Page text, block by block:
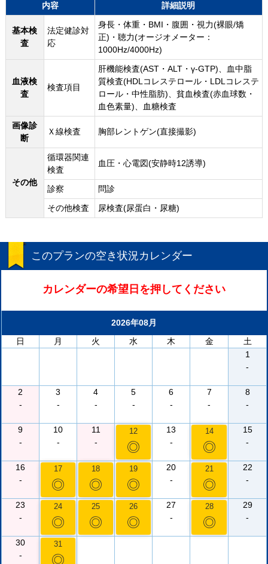
内容 詳細説明
基本検
査
法定健診対
応
身長・体重・BMI・腹囲・視力(裸眼/矯
正)・聴力(オージオメーター：
1000Hz/4000Hz)
血液検
査
検査項目
肝機能検査(AST・ALT・γ-GTP)、血中脂
質検査(HDLコレステロール・LDLコレステ
ロール・中性脂肪)、貧血検査(赤血球数・
血色素量)、血糖検査
画像診
断
Ｘ線検査 胸部レントゲン(直接撮影)
その他
循環器関連
検査
血圧・心電図(安静時12誘導)
診察
問診
その他検査
尿検査(尿蛋白・尿糖)
このプランの空き状況カレンダー
カレンダーの希望日を押してください
2026年08月
日
月 火 水 木 金
土
1
-
2
-
3
-
4
-
5
-
6
-
7
-
8
-
9
-
10
-
11
-
12
◎
13
-
14
◎
15
-
16
-
17
◎
18
◎
19
◎
20
-
21
◎
22
-
23
-
24
◎
25
◎
26
◎
27
-
28
◎
29
-
30
-
31
◎